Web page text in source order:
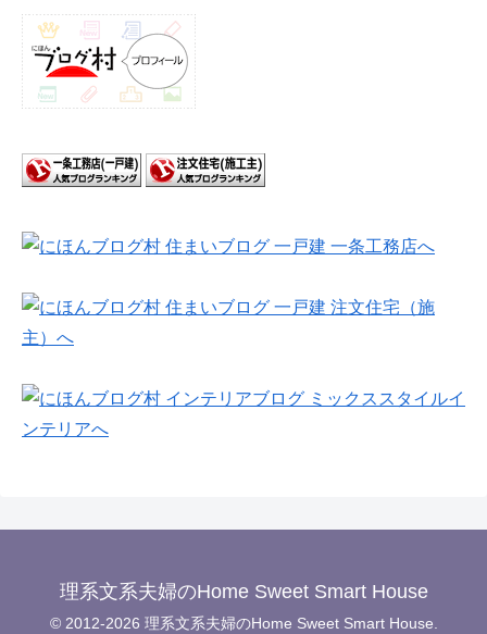
理系文系夫婦のHome Sweet Smart House
© 2012-2026 理系文系夫婦のHome Sweet Smart House.